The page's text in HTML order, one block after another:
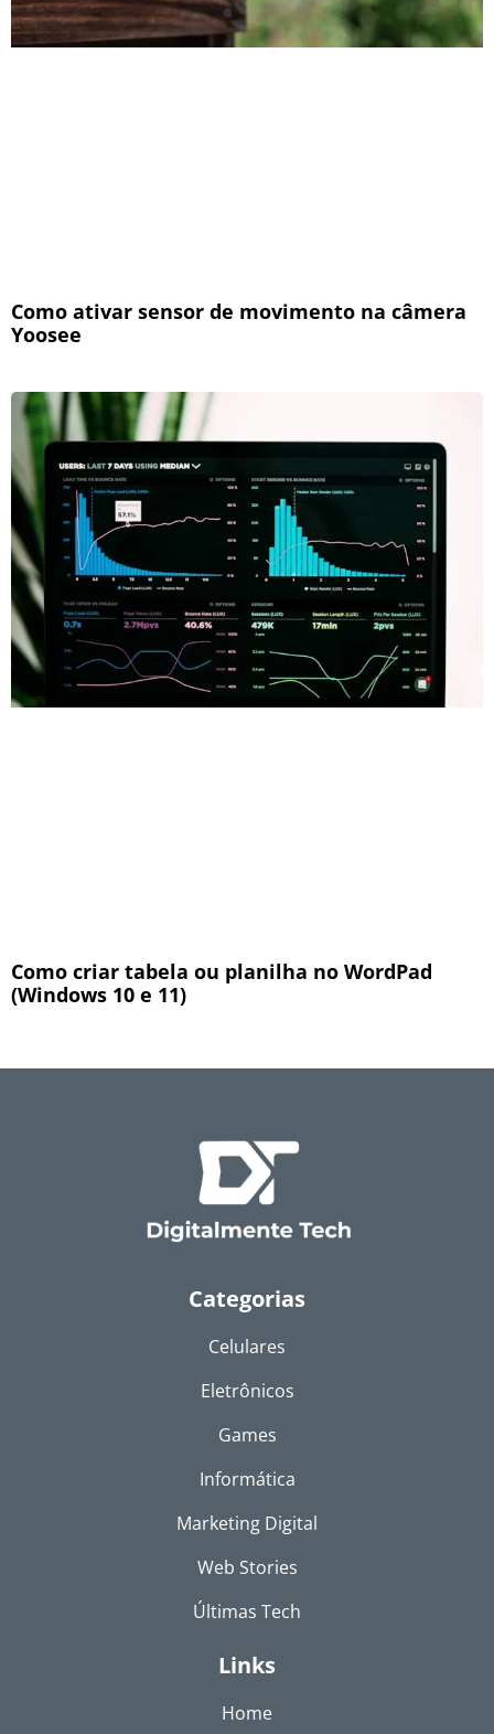
Como ativar sensor de movimento na câmera
Yoosee
Como criar tabela ou planilha no WordPad
(Windows 10 e 11)
Categorias
Celulares
Eletrônicos
Games
Informática
Marketing Digital
Web Stories
Últimas Tech
Links
Home